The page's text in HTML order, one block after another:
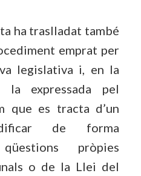
ha traslladat també
emprat per
legislativa i, en la
expressada pel
que es tracta d’un
de forma
pròpies
o de la Llei del